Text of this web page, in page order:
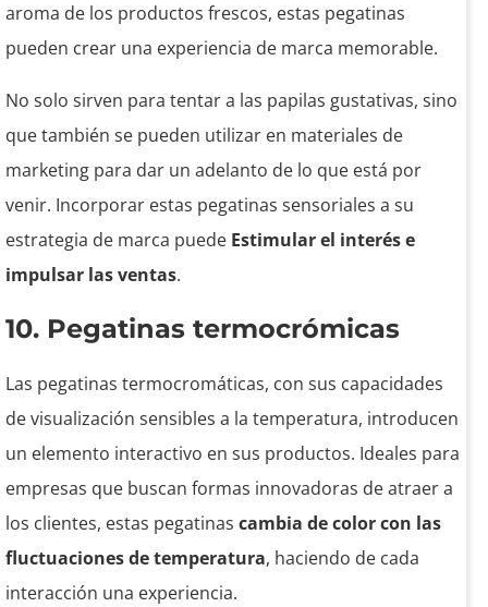
aroma de los productos frescos, estas pegatinas
pueden crear una experiencia de marca memorable.
No solo sirven para tentar a las papilas gustativas, sino
que también se pueden utilizar en materiales de
marketing para dar un adelanto de lo que está por
venir. Incorporar estas pegatinas sensoriales a su
estrategia de marca puede Estimular el interés e
impulsar las ventas.
10. Pegatinas termocrómicas
Las pegatinas termocromáticas, con sus capacidades
de visualización sensibles a la temperatura, introducen
un elemento interactivo en sus productos. Ideales para
empresas que buscan formas innovadoras de atraer a
los clientes, estas pegatinas cambia de color con las
fluctuaciones de temperatura, haciendo de cada
interacción una experiencia.